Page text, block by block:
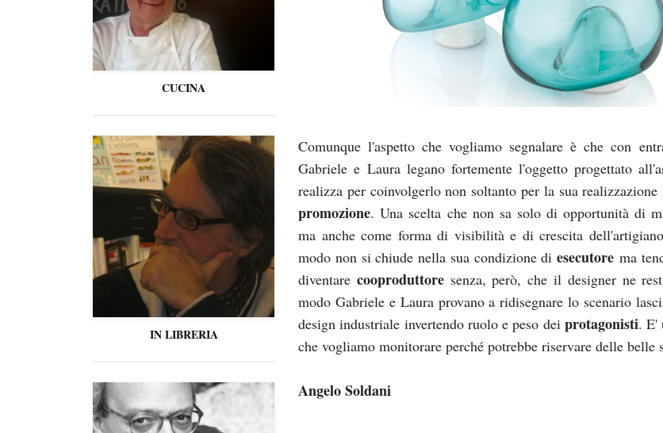
CUCINA
IN LIBRERIA
Comunque l'aspetto che vogliamo segnalare è che con
Gabriele e Laura legano fortemente l'oggetto progettato
realizza per coinvolgerlo non soltanto per la sua realizzazione
promozione. Una scelta che non sa solo di opportunità di
ma anche come forma di visibilità e di crescita
modo non si chiude nella sua condizione diesecutore ma
diventare cooproduttoresenza, però, che il designer ne
modo Gabriele e Laura provano a ridisegnare lo scenario
design industriale invertendo ruolo e peso dei protagonisti. E'
che vogliamo monitorare perché potrebbe riservare delle belle
Angelo Soldani